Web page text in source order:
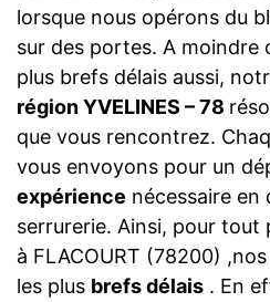
lorsque nous opérons du
sur des portes. A moindre
plus brefs délais aussi,
région YVELINES – 78
que vous rencontrez.
vous envoyons pour un
expérience nécessaire en
serrurerie. Ainsi, pour tout
à FLACOURT (78200)
les plus brefs délais . En